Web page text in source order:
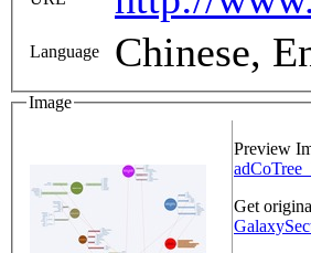
Language Chinese,
Image
Preview
Get